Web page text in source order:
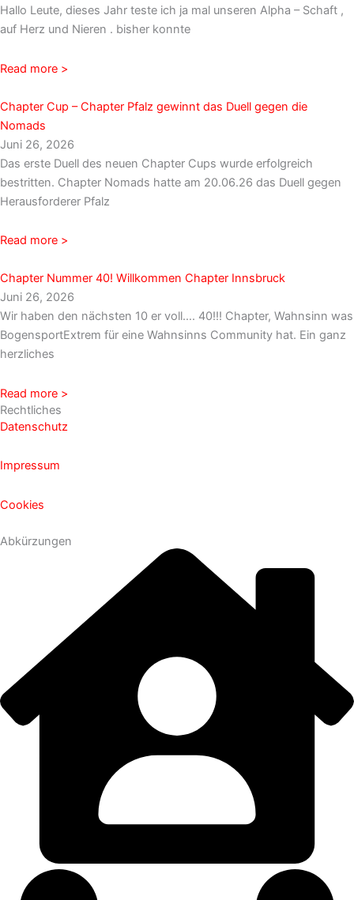
Hallo Leute, dieses Jahr teste ich ja mal unseren Alpha – Schaft ,
auf Herz und Nieren . bisher konnte
Read more >
Chapter Cup – Chapter Pfalz gewinnt das Duell gegen die
Nomads
Juni 26, 2026
Das erste Duell des neuen Chapter Cups wurde erfolgreich
bestritten. Chapter Nomads hatte am 20.06.26 das Duell gegen
Herausforderer Pfalz
Read more >
Chapter Nummer 40! Willkommen Chapter Innsbruck
Juni 26, 2026
Wir haben den nächsten 10 er voll…. 40!!! Chapter, Wahnsinn was
BogensportExtrem für eine Wahnsinns Community hat. Ein ganz
herzliches
Read more >
Rechtliches
Datenschutz
Impressum
Cookies
Abkürzungen